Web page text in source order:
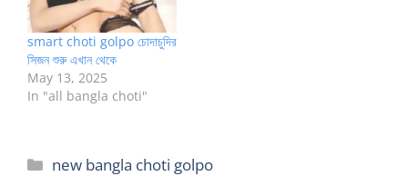
smart choti golpo চোদাচুদির
সিজন শুরু এখান থেকে
May 13, 2025
In "all bangla choti"
Categories
new bangla choti golpo